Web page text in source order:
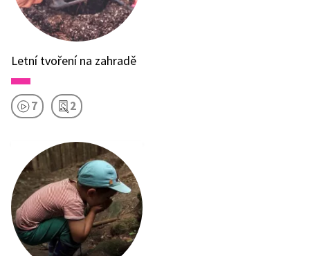
Letní tvoření na zahradě
7 2